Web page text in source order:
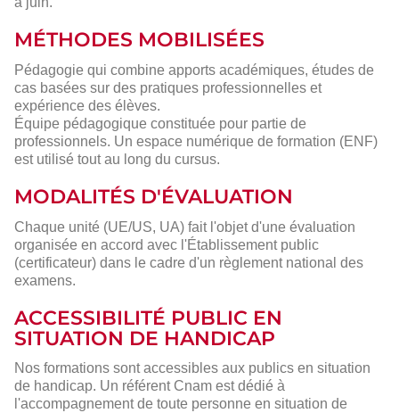
MÉTHODES MOBILISÉES
Pédagogie qui combine apports académiques, études de
cas basées sur des pratiques professionnelles et
expérience des élèves.
Équipe pédagogique constituée pour partie de
professionnels. Un espace numérique de formation (ENF)
est utilisé tout au long du cursus.
MODALITÉS D'ÉVALUATION
Chaque unité (UE/US, UA) fait l'objet d'une évaluation
organisée en accord avec l'Établissement public
(certificateur) dans le cadre d'un règlement national des
examens.
ACCESSIBILITÉ PUBLIC EN
SITUATION DE HANDICAP
Nos formations sont accessibles aux publics en situation
de handicap. Un référent Cnam est dédié à
l'accompagnement de toute personne en situation de